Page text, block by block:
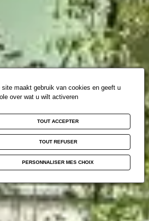
site maakt gebruik van cookies en geeft u
over wat u wilt activeren
TOUT ACCEPTER
TOUT REFUSER
PERSONNALISER MES CHOIX